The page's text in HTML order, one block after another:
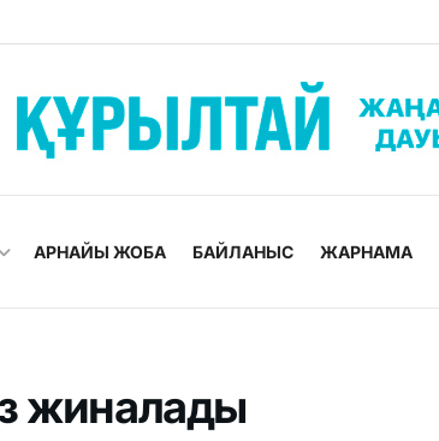
АРНАЙЫ ЖОБА БАЙЛАНЫС ЖАРНАМА
жиналады